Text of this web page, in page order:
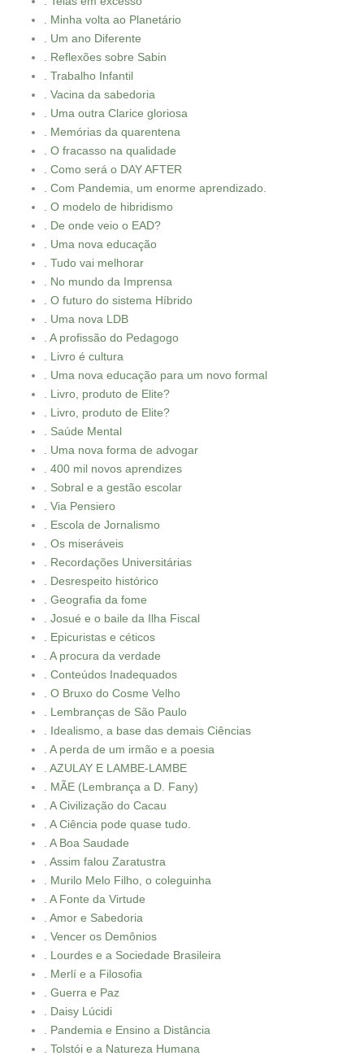
. Minha volta ao Planetário
. Um ano Diferente
. Reflexões sobre Sabin
. Trabalho Infantil
. Vacina da sabedoria
. Uma outra Clarice gloriosa
. Memórias da quarentena
. O fracasso na qualidade
. Como será o DAY AFTER
. Com Pandemia, um enorme aprendizado.
. O modelo de hibridismo
. De onde veio o EAD?
. Uma nova educação
. Tudo vai melhorar
. No mundo da Imprensa
. O futuro do sistema Híbrido
. Uma nova LDB
. A profissão do Pedagogo
. Livro é cultura
. Uma nova educação para um novo formal
. Livro, produto de Elite?
. Livro, produto de Elite?
. Saúde Mental
. Uma nova forma de advogar
. 400 mil novos aprendizes
. Sobral e a gestão escolar
. Via Pensiero
. Escola de Jornalismo
. Os miseráveis
. Recordações Universitárias
. Desrespeito histórico
. Geografia da fome
. Josué e o baile da Ilha Fiscal
. Epicuristas e céticos
. A procura da verdade
. Conteúdos Inadequados
. O Bruxo do Cosme Velho
. Lembranças de São Paulo
. Idealismo, a base das demais Ciências
. A perda de um irmão e a poesia
. AZULAY E LAMBE-LAMBE
. MÃE (Lembrança a D. Fany)
. A Civilização do Cacau
. A Ciência pode quase tudo.
. A Boa Saudade
. Assim falou Zaratustra
. Murilo Melo Filho, o coleguinha
. A Fonte da Virtude
. Amor e Sabedoria
. Vencer os Demônios
. Lourdes e a Sociedade Brasileira
. Merlí e a Filosofia
. Guerra e Paz
. Daisy Lúcidi
. Pandemia e Ensino a Distância
. Tolstói e a Natureza Humana